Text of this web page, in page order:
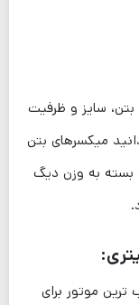
سایز و ظرفیت
میکسرهای بتن
گردند که بسته به وزن دیگ
موتور برای